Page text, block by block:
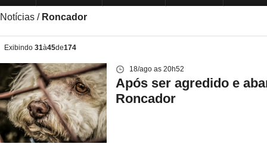
Notícias / Roncador
Exibindo 31à45de174
18/ago as 20h52
Após ser agredido e
Roncador